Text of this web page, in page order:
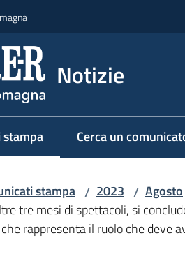
Notizie
stampa Cerca un
stampa / 2023 / Agosto
tre mesi di spettacoli, si
che rappresenta il ruolo che